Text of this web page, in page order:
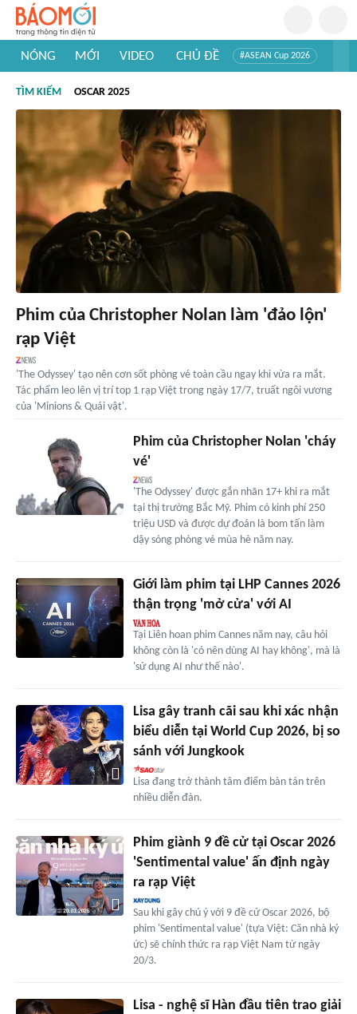
NÓNG MỚI VIDEO CHỦ ĐỀ #ASEAN Cup 2026
#Khám phá thế giới
TÌM KIẾM OSCAR 2025
Phim của Christopher Nolan làm 'đảo lộn'
rạp Việt
'The Odyssey' tạo nên cơn sốt phòng vé toàn cầu ngay khi vừa ra mắt.
Tác phẩm leo lên vị trí top 1 rạp Việt trong ngày 17/7, truất ngôi vương
của 'Minions & Quái vật'.
Phim của Christopher Nolan 'cháy
vé'
'The Odyssey' được gắn nhãn 17+ khi ra mắt
tại thị trường Bắc Mỹ. Phim có kinh phí 250
triệu USD và được dự đoán là bom tấn làm
dậy sóng phòng vé mùa hè năm nay.
Giới làm phim tại LHP Cannes 2026
thận trọng 'mở cửa' với AI
Tại Liên hoan phim Cannes năm nay, câu hỏi
không còn là 'có nên dùng AI hay không', mà là
'sử dụng AI như thế nào'.
Lisa gây tranh cãi sau khi xác nhận
biểu diễn tại World Cup 2026, bị so
sánh với Jungkook
Lisa đang trở thành tâm điểm bàn tán trên
nhiều diễn đàn.
Phim giành 9 đề cử tại Oscar 2026
'Sentimental value' ấn định ngày
ra rạp Việt
Sau khi gây chú ý với 9 đề cử Oscar 2026, bộ
phim 'Sentimental value' (tựa Việt: Căn nhà ký
ức) sẽ chính thức ra rạp Việt Nam từ ngày
20/3.
Lisa - nghệ sĩ Hàn đầu tiên trao giải